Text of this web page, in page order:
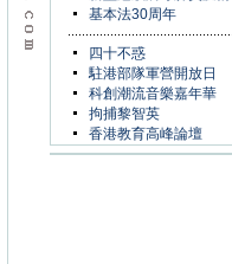
基本法30周年
四十不惑
駐港部隊軍營開放日
科創潮流音樂嘉年華
拘捕黎智英
香港教育高峰論壇